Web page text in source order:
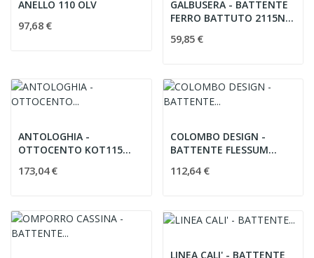
ANELLO 110 OLV
97,68 €
GALBUSERA - BATTENTE
FERRO BATTUTO 2115N
59,85 €
ANTOLOGHIA -
OTTOCENTO KOT115
173,04 €
COLOMBO DESIGN -
BATTENTE FLESSUM
112,64 €
LINEA CALI' - BATTENTE